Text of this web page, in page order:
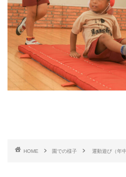
HOME 園での様子 運動遊び（年中